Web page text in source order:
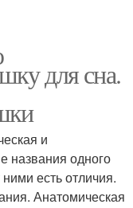
для сна.
и
названия одного
есть отличия.
Анатомическая